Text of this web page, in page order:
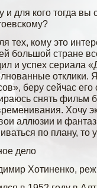
для кого тогда вы
тех, кому это
большой стране
и успех сериала
отклики.
беру сейчас
снять фильм
Хочу
аллюзии и
по плану,
делο
Хотиненко,